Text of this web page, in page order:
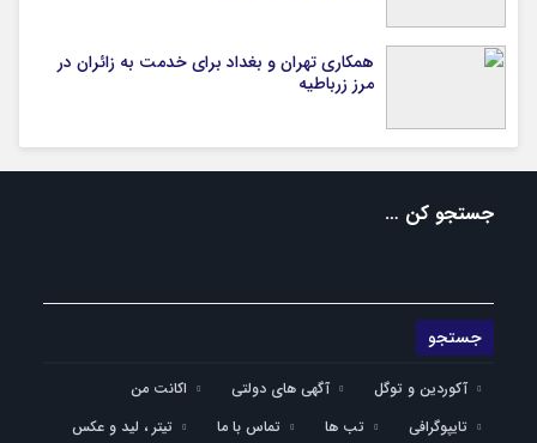
همکاری تهران و بغداد برای خدمت به زائران در
مرز زرباطیه
جستجو کن …
آکوردین و توگل آگهی های دولتی
اکانت من
تایپوگرافی
تب ها تماس با ما تیتر ، لید و عکس